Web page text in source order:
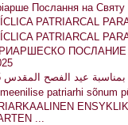
Послання на
PATRIARCAL
PATRIARCAL
ПОСЛАНИЕ
عيد الفصح المقدس 2025
patriarhi sõnum
...